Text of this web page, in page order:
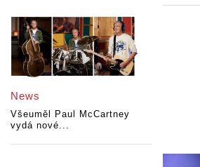
News
Všeuměl Paul McCartney
vydá nové...